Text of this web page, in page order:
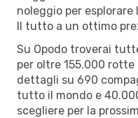
noleggio per
Il tutto a un ottimo
Su Opodo troverai
per oltre 155.000 rotte
dettagli su 690
tutto il mondo e
scegliere per la